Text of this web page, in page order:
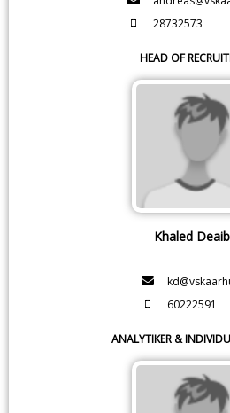
28732573
HEAD OF
Khaled
60222591
ANALYTIKER &